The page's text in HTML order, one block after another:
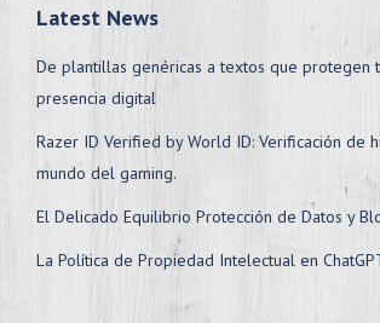
Latest News
De plantillas genéricas a textos que protegen
presencia digital
Razer ID Verified by World ID: Verificación de
mundo del gaming.
El Delicado Equilibrio Protección de Datos y
La Política de Propiedad Intelectual en